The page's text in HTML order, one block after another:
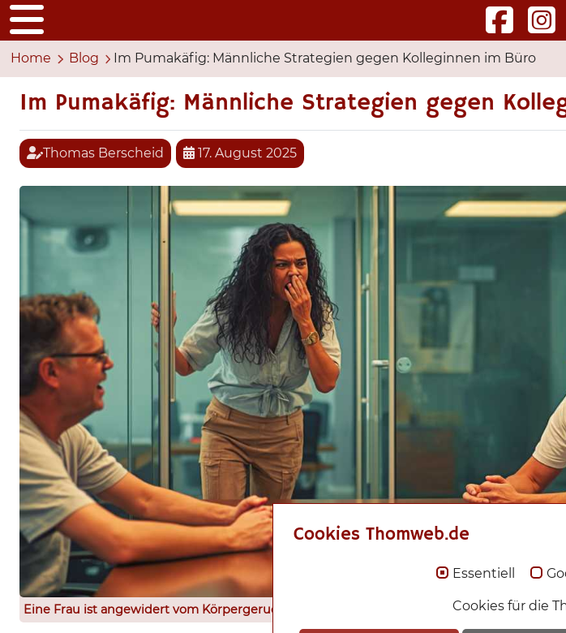
Home Blog Im Pumakäfig: Männliche Strategien gegen Kolleginnen im Büro
Im Pumakäfig: Männliche Strategien gegen
Thomas Berscheid 17. August 2025
Eine Frau ist angewidert vom Körpergeruch der schwitzenden Kollegen
Cookies Thomweb.de
Essentiell
Cookies für die